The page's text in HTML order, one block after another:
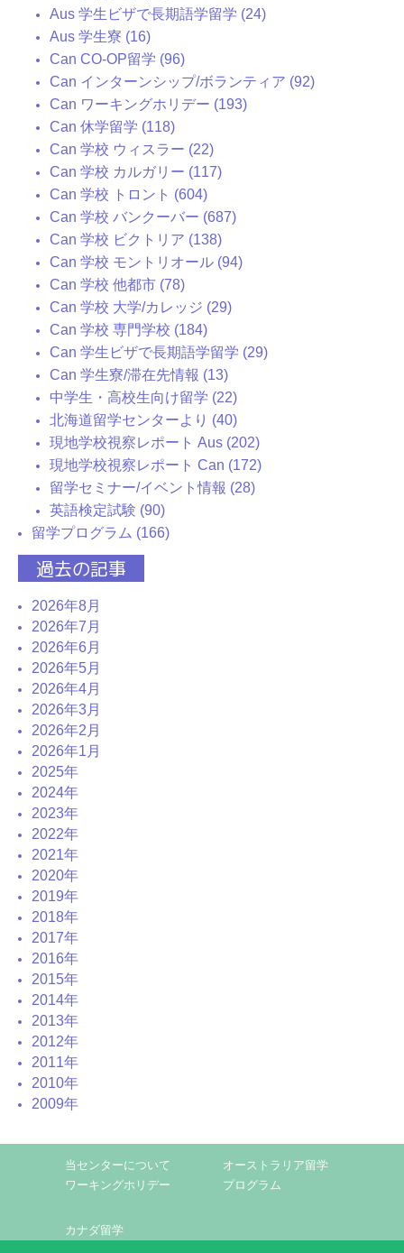
Aus 学生ビザで長期語学留学 (24)
Aus 学生寮 (16)
Can CO-OP留学 (96)
Can インターンシップ/ボランティア (92)
Can ワーキングホリデー (193)
Can 休学留学 (118)
Can 学校 ウィスラー (22)
Can 学校 カルガリー (117)
Can 学校 トロント (604)
Can 学校 バンクーバー (687)
Can 学校 ビクトリア (138)
Can 学校 モントリオール (94)
Can 学校 他都市 (78)
Can 学校 大学/カレッジ (29)
Can 学校 専門学校 (184)
Can 学生ビザで長期語学留学 (29)
Can 学生寮/滞在先情報 (13)
中学生・高校生向け留学 (22)
北海道留学センターより (40)
現地学校視察レポート Aus (202)
現地学校視察レポート Can (172)
留学セミナー/イベント情報 (28)
英語検定試験 (90)
留学プログラム (166)
過去の記事
2026年8月
2026年7月
2026年6月
2026年5月
2026年4月
2026年3月
2026年2月
2026年1月
2025年
2024年
2023年
2022年
2021年
2020年
2019年
2018年
2017年
2016年
2015年
2014年
2013年
2012年
2011年
2010年
2009年
当センターについて
ワーキングホリデー
カナダ留学
オーストラリア留学
プログラム